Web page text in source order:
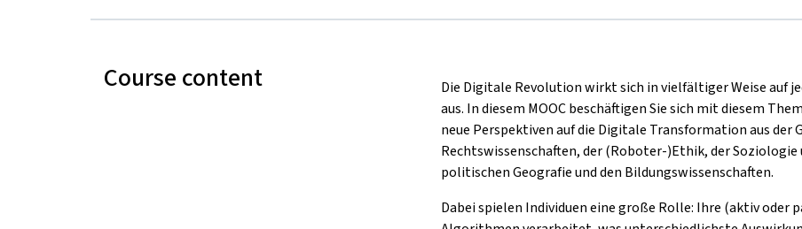
Course content
Die Digitale Revolution wirkt sich in vielfältiger Weise auf
aus. In diesem MOOC beschäftigen Sie sich mit diesem
neue Perspektiven auf die Digitale Transformation aus der
Rechtswissenschaften, der (Roboter-)Ethik, der
politischen Geografie und den Bildungswissenschaften.
Dabei spielen Individuen eine große Rolle: Ihre (aktiv oder